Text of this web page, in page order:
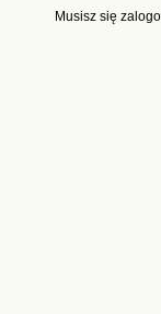
Musisz się